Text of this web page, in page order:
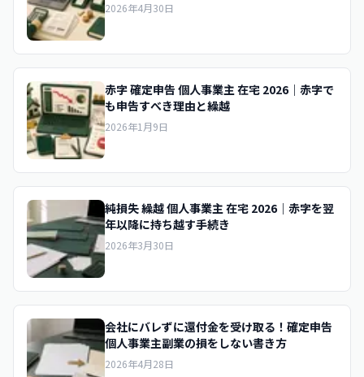
2026年4月30日
赤字 確定申告 個人事業主 在宅 2026｜赤字で
も申告すべき理由と繰越
2026年1月9日
純損失 繰越 個人事業主 在宅 2026｜赤字を翌
年以降に持ち越す手続き
2026年3月30日
会社にバレずに還付金を受け取る！確定申告
個人事業主副業の損をしない書き方
2026年4月28日